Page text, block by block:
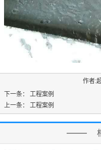
作者:
下一条：
工程案例
上一条：
工程案例